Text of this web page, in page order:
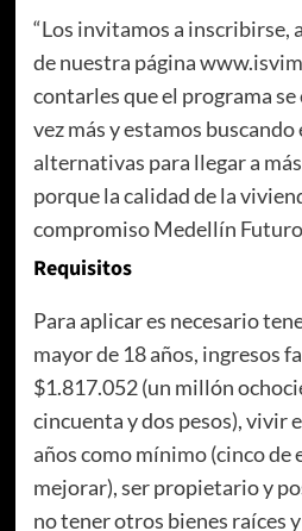
“Los invitamos a inscribirse,
de nuestra página
contarles que el programa
vez más y estamos
alternativas para llegar a
porque la calidad de la
compromiso Medellín
Requisitos
Para aplicar es necesario
mayor de 18 años, ingresos
$1.817.052 (un millón
cincuenta y dos pesos), vivir
años como mínimo (cinco de
mejorar), ser propietario y
no tener otros bienes raíces